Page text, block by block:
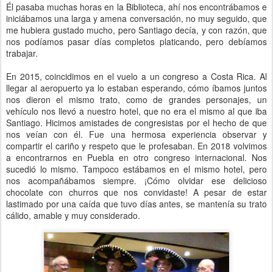
Él pasaba muchas horas en la Biblioteca, ahí nos encontrábamos e
iniciábamos una larga y amena conversación, no muy seguido, que
me hubiera gustado mucho, pero Santiago decía, y con razón, que
nos podíamos pasar días completos platicando, pero debíamos
trabajar.
En 2015, coincidimos en el vuelo a un congreso a Costa Rica. Al
llegar al aeropuerto ya lo estaban esperando, cómo íbamos juntos
nos dieron el mismo trato, como de grandes personajes, un
vehículo nos llevó a nuestro hotel, que no era el mismo al que iba
Santiago. Hicimos amistades de congresistas por el hecho de que
nos veían con él. Fue una hermosa experiencia observar y
compartir el cariño y respeto que le profesaban. En 2018 volvimos
a encontrarnos en Puebla en otro congreso internacional. Nos
sucedió lo mismo. Tampoco estábamos en el mismo hotel, pero
nos acompañábamos siempre. ¡Cómo olvidar ese delicioso
chocolate con churros que nos convidaste! A pesar de estar
lastimado por una caída que tuvo días antes, se mantenía su trato
cálido, amable y muy considerado.